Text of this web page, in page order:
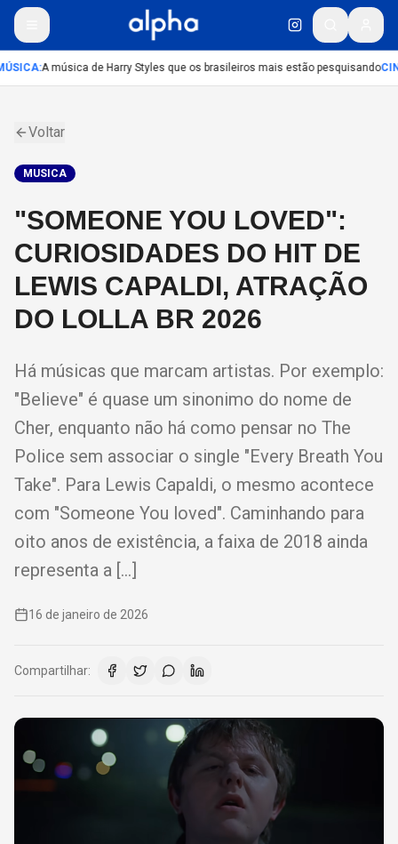
:A música de Harry Styles que os brasileiros mais estão pesquisando
Voltar
MUSICA
"SOMEONE YOU LOVED":
CURIOSIDADES DO HIT DE
LEWIS CAPALDI, ATRAÇÃO
DO LOLLA BR 2026
Há músicas que marcam artistas. Por exemplo:
"Believe" é quase um sinonimo do nome de
Cher, enquanto não há como pensar no The
Police sem associar o single "Every Breath You
Take". Para Lewis Capaldi, o mesmo acontece
com "Someone You loved". Caminhando para
oito anos de existência, a faixa de 2018 ainda
representa a […]
16 de janeiro de 2026
Compartilhar: